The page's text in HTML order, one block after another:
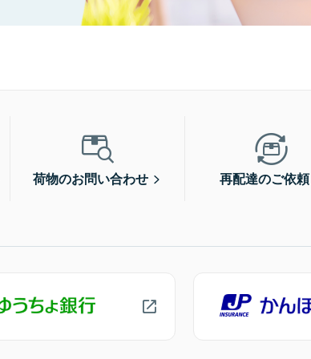
荷物のお問い合わせ 再配達のご依頼